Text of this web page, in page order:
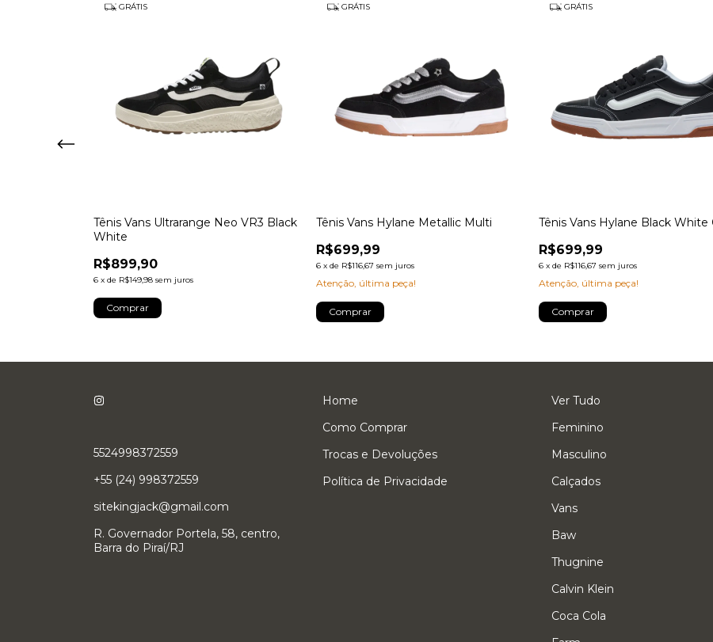
GRÁTIS
Tênis Vans Ultrarange Neo VR3 Black
White
R$899,90
6 x de R$149,98 sem juros
Comprar
GRÁTIS
Tênis Vans Hylane Metallic Multi
R$699,99
6 x de R$116,67 sem juros
Atenção, última peça!
Comprar
GRÁTIS
Tênis Vans Hylane Black White
R$699,99
6 x de R$116,67 sem juros
Atenção, última peça!
Comprar
5524998372559
+55 (24) 998372559
sitekingjack@gmail.com
R. Governador Portela, 58, centro,
Barra do Piraí/RJ
Home
Como Comprar
Trocas e Devoluções
Política de Privacidade
Ver Tudo
Feminino
Masculino
Calçados
Vans
Baw
Thugnine
Calvin Klein
Coca Cola